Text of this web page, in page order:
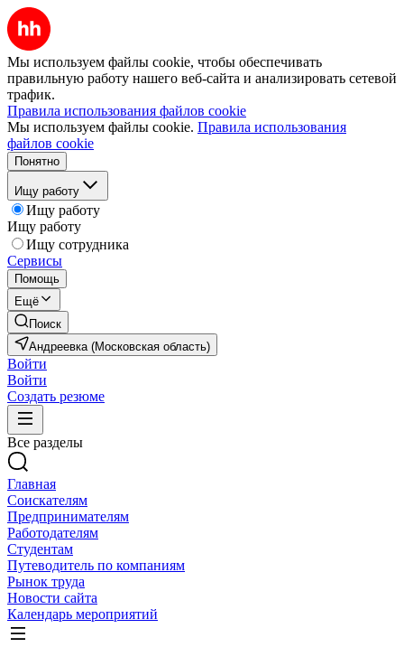
Мы используем файлы cookie, чтобы обеспечивать
правильную работу нашего веб-сайта и анализировать сетевой
трафик.
Правила использования файлов cookie
Мы используем файлы cookie. Правила использования
файлов cookie
Понятно
Ищу работу
Ищу работу
Ищу работу
Ищу сотрудника
Сервисы
Помощь
Ещё
Поиск
Андреевка (Московская область)
Войти
Войти
Создать резюме
Все разделы
Главная
Соискателям
Предпринимателям
Работодателям
Студентам
Путеводитель по компаниям
Рынок труда
Новости сайта
Календарь мероприятий